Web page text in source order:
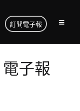
訂閱電子報
子報